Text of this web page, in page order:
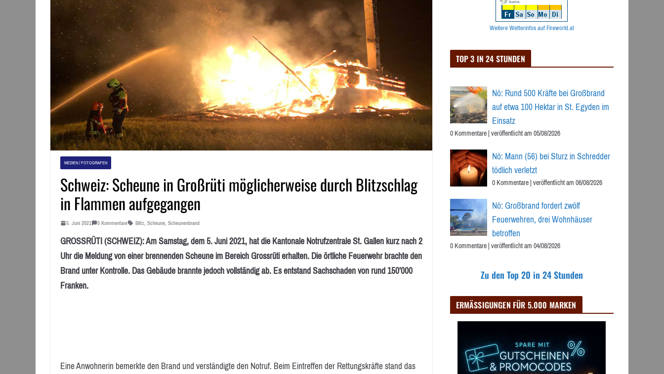
MEDIEN / FOTOGRAFEN
Schweiz: Scheune in Großrüti möglicherweise durch Blitzschlag
in Flammen aufgegangen
5. Juni 2021 0 Kommentare Blitz, Scheune, Scheunenbrand
GROSSRÜTI (SCHWEIZ): Am Samstag, dem 5. Juni 2021, hat die Kantonale Notrufzentrale St. Gallen kurz nach 2
Uhr die Meldung von einer brennenden Scheune im Bereich Grossrüti erhalten. Die örtliche Feuerwehr brachte den
Brand unter Kontrolle. Das Gebäude brannte jedoch vollständig ab. Es entstand Sachschaden von rund 150’000
Franken.
Eine Anwohnerin bemerkte den Brand und verständigte den Notruf. Beim Eintreffen der Rettungskräfte stand das
Weitere Wetterinfos auf Fireworld.at
TOP 3 IN 24 STUNDEN
Nö: Rund 500 Kräfte bei Großbrand
auf etwa 100 Hektar in St. Egyden im
Einsatz
0 Kommentare|veröffentlicht am 05/08/2026
Nö: Mann (56) bei Sturz in Schredder
tödlich verletzt
0 Kommentare|veröffentlicht am 06/08/2026
Nö: Großbrand fordert zwölf
Feuerwehren, drei Wohnhäuser
betroffen
0 Kommentare|veröffentlicht am 04/08/2026
Zu den Top 20 in 24 Stunden
ERMÄSSIGUNGEN FÜR 5.000 MARKEN